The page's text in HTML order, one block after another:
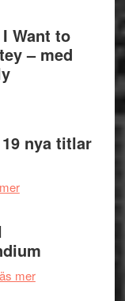
Want to
– med
nya titlar
om
presenterar
19
merom